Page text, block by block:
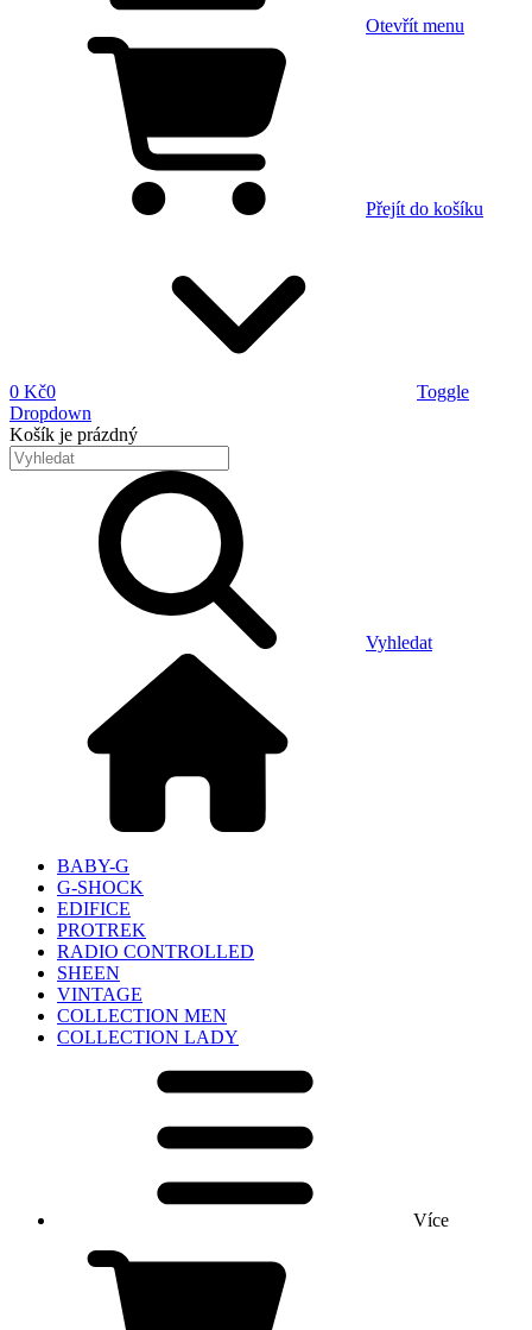
Otevřít menu
Přejít do košíku
0 Kč0
Toggle
Dropdown
Košík je prázdný
Vyhledat
BABY-G
G-SHOCK
EDIFICE
PROTREK
RADIO CONTROLLED
SHEEN
VINTAGE
COLLECTION MEN
COLLECTION LADY
Více